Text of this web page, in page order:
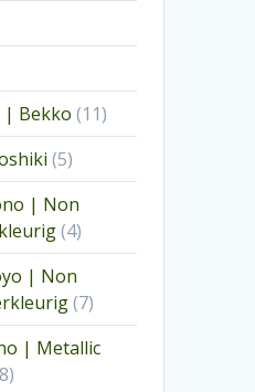
| Bekko 1111
producten
55
producten
| Non
44
producten
| Non
77
producten
| Metallic
88